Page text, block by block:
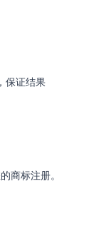
保证结果
商标注册。